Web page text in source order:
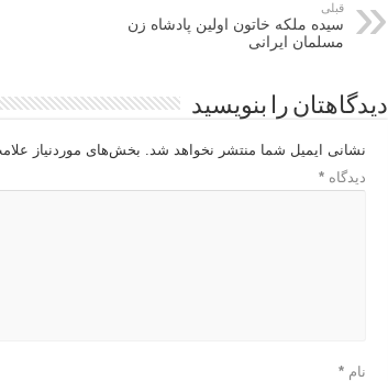
قبلی
سیده ملکه خاتون اولین پادشاه زن
مسلمان ایرانی
دیدگاهتان را بنویسید
نشانی ایمیل شما منتشر نخواهد شد. بخش‌های موردنیاز
دیدگاه*
نام*